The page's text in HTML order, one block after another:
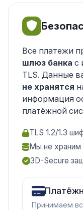
Все платежи
шлюз банка с
TLS. Данные
не хранятся
информация
платёжной
TLS 1.2/1.3
Мы не храним
3D-Secure
Принимаем